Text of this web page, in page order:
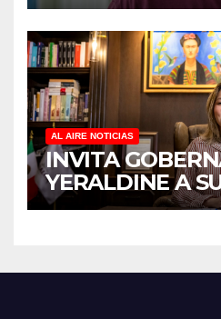
EN
ADULTOS
AL AIRE NOTICIAS
INVITA
YERALDINE A
JORNADA
DE ÁRBOLES